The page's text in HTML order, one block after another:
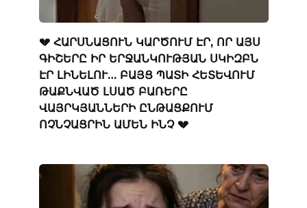
💔 ՀԱՐՍՆԱՑՈՒՆ ԿԱՐԾՈՒՄ ԷՐ, ՈՐ ԱՅՍ
ԳԻՇԵՐԸ ԻՐ ԵՐՋԱՆԿՈՒԹՅԱՆ ՍԿԻԶԲՆ
ԷՐ ԼԻՆԵԼՈՒ… ԲԱՅՑ ՊԱՏԻ ՀԵՏԵՎՈՒՄ
ԹԱՔՆՎԱԾ ԼՍԱԾ ԲԱՌԵՐԸ
ՎԱՅՐԿՅԱՆՆԵՐԻ ԸՆԹԱՑՔՈՒՄ
ՈՉՆՉԱՑՐԻՆ ԱՄԵՆ ԻՆՉ 💔